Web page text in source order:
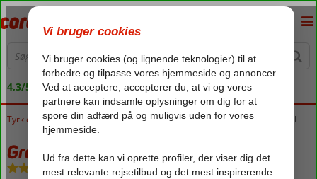
4,3/5 på Trustpilot
Forside
Tyrkiet Tyrkiets sydkyst Alanya Tosmur Grand Uysal Beach & Spa Hotel
Grand Uysal Beach & Spa Hotel
All Inclusive-Hotel